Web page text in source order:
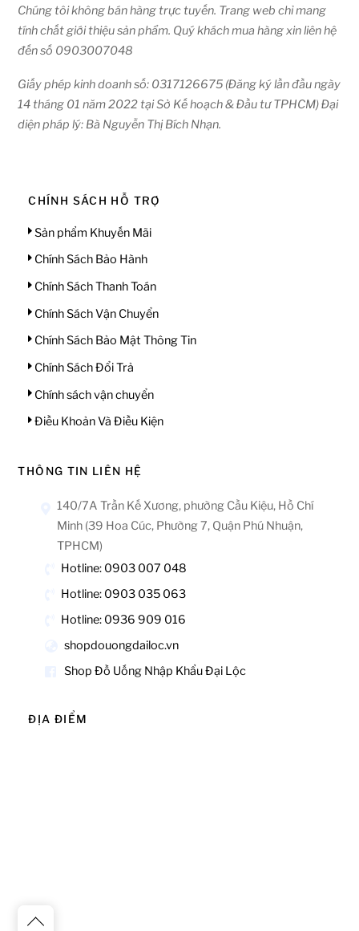
Chúng tôi không bán hàng trực tuyến. Trang web chỉ mang
tính chất giới thiệu sản phẩm. Quý khách mua hàng xin liên hệ
đến số 0903007048
Giấy phép kinh doanh số: 0317126675 (Đăng ký lần đầu ngày
14 tháng 01 năm 2022 tại Sở Kế hoạch & Đầu tư TPHCM) Đại
diện pháp lý: Bà Nguyễn Thị Bích Nhạn.
CHÍNH SÁCH HỖ TRỢ
Sản phẩm Khuyến Mãi
Chính Sách Bảo Hành
Chính Sách Thanh Toán
Chính Sách Vận Chuyển
Chính Sách Bảo Mật Thông Tin
Chính Sách Đổi Trả
Chính sách vận chuyển
Điều Khoản Và Điều Kiện
THÔNG TIN LIÊN HỆ
140/7A Trần Kế Xương, phường Cầu Kiệu, Hồ Chí
Minh (39 Hoa Cúc, Phường 7, Quận Phú Nhuận,
TPHCM)
Hotline: 0903 007 048
Hotline: 0903 035 063
Hotline: 0936 909 016
shopdouongdailoc.vn
Shop Đồ Uống Nhập Khẩu Đại Lộc
ĐỊA ĐIỂM
Back